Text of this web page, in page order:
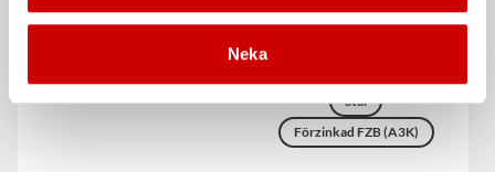
Neka
stål-/aluminium-/träkonstruktioner.
TFT CSMP
ETA-godkänd helgängad träskruv
Stål
Förzinkad FZB (A3K)